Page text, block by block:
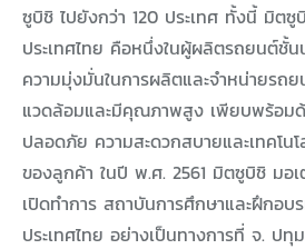
ซูบิชิ ไปยังกว่า 120 ประเทศ ทั้งนี้ มิตซู
ประเทศไทย คือหนึ่งในผู้ผลิตรถยนต์ชั้น
ความมุ่งมั่นในการผลิตและจำหน่ายรถ
แวดล้อมและมีคุณภาพสูง เพียบพร้อม
ปลอดภัย ความสะดวกสบายและเทคโน
ของลูกค้า ในปี พ.ศ. 2561 มิตซูบิชิ มอเ
เปิดทำการ สถาบันการศึกษาและฝึกอ
ประเทศไทย อย่างเป็นทางการที่ จ. ป